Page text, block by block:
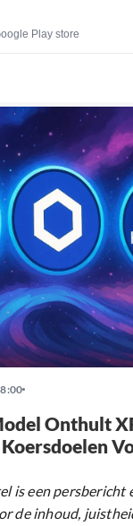
Play store
Onthult
is een persbericht
de inhoud,